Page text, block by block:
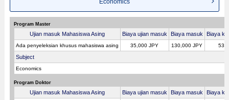
Program Master
Ujian masuk Mahasiswa Asing Biaya ujian masuk Biaya masuk Biaya
Ada penyeleksian khusus mahasiswa asing 35,000 JPY 130,000 JPY
Subject
Economics
Program Doktor
Ujian masuk Mahasiswa Asing Biaya ujian masuk Biaya masuk Biaya